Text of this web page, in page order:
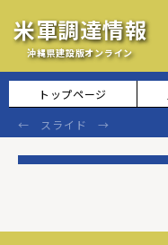
米軍調達情報
沖縄県建設版オンライン
トップページ